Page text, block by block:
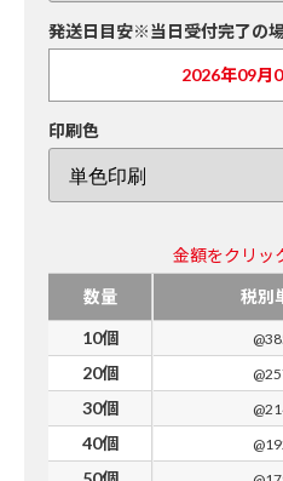
発送日目安※当日受付完了の
2026年09月
印刷色
金額をクリッ
数量
税別
10個
20個
30個
40個